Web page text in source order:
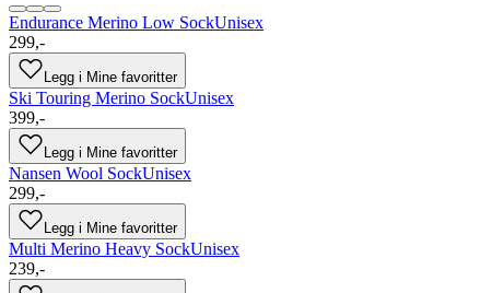
Endurance Merino Low SockUnisex
299,-
Legg i Mine favoritter
Ski Touring Merino SockUnisex
399,-
Legg i Mine favoritter
Nansen Wool SockUnisex
299,-
Legg i Mine favoritter
Multi Merino Heavy SockUnisex
239,-